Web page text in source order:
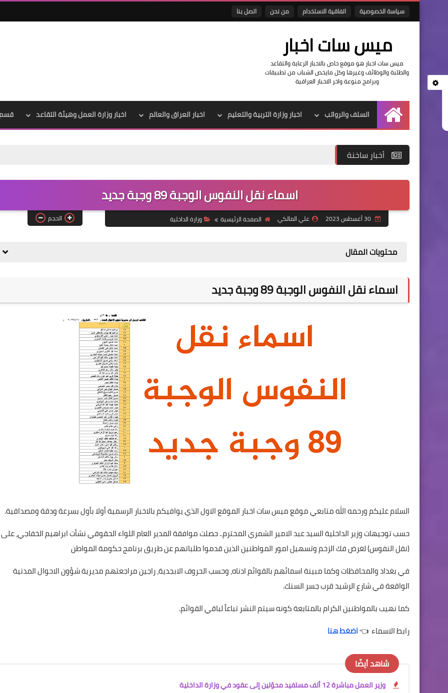
سياسة الخصوصية اتفاقية الاستخدام من نحن اتصل بنا
ميس سات اخبار
ميس سات اخبار هو موقع خاص بالاخبار الرعاية والتقاعد
والطلبة والوظائف وغيرها وكل مايخص الشباب من تطبيقات
وبرامج منوعة واخر الاخبار العراقية
الرئيسية
السلف والرواتب اخبار وزارة التربية والتعليم اخبار العراق والعالم اخبار وزارة العمل وهيئة التقاعد قسم
أخبار ساخنة
اسماء نقل النفوس الوجبة 89 وجبة جديد
علي المالكي الصفحة الرئيسية وزارة الداخلية الحجم
محتويات المقال
اسماء نقل النفوس الوجبة 89 وجبة جديد
السلام عليكم ورحمه الله متابعي موقع ميس سات اخبار الموقع الاول الذي يوافيكم بالاخبار الرسمية أولا بأول بسرعة ودقة ومصداقية.
حسب توجيهات وزير الداخلية السيد عبد الامير الشمري المحترم.. حصلت موافقة المدير العام اللواء الحقوقي نشأت ابراهيم الخفاجي، على
(نقل النفوس) لغرض فك الزخم وتسهيل امور المواطنين الذين قدموا طلباتهم عن طريق برنامج حكومة المواطن
في بغداد والمحافظات وكما مبينة اسمائهم بالقوائم ادناه، وحسب الحروف الابجدية، راجين مراجعتهم مديرية شؤون الاحوال المدنية
الواقعة في شارع الرشيد قرب جسر السنك.
كما نهيب بالمواطنين الكرام بالمتابعة كونه سيتم النشر تباعاً لباقي القوائم.
رابط الاسماء 👈اضغط هنا
شاهد أيضًا
وزير العمل مباشرة 12 ألف مستفيد محوّلين إلى عقود في وزارة الداخلية
علي المالكي
04 أبريل 2022
علي المالكي
04 أبريل 2022
علي المالكي